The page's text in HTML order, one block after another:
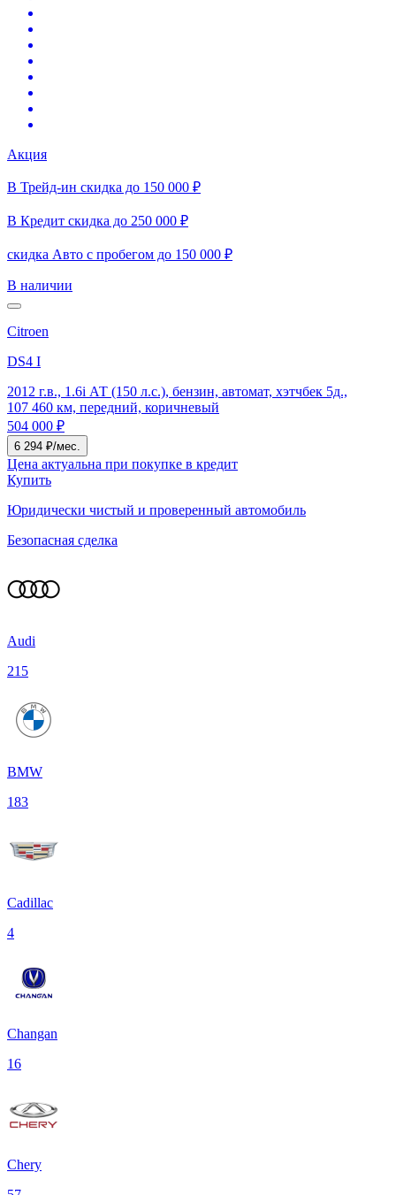
Акция
В Трейд-ин скидка до 150 000 ₽
В Кредит скидка до 250 000 ₽
скидка Авто с пробегом до 150 000 ₽
В наличии
Citroen
DS4 I
2012 г.в., 1.6i АТ (150 л.с.), бензин, автомат, хэтчбек 5д.,
107 460 км, передний, коричневый
504 000 ₽
6 294 ₽/мес.
Цена актуальна при покупке в кредит
Купить
Юридически чистый и проверенный автомобиль
Безопасная сделка
Audi
215
BMW
183
Cadillac
4
Changan
16
Chery